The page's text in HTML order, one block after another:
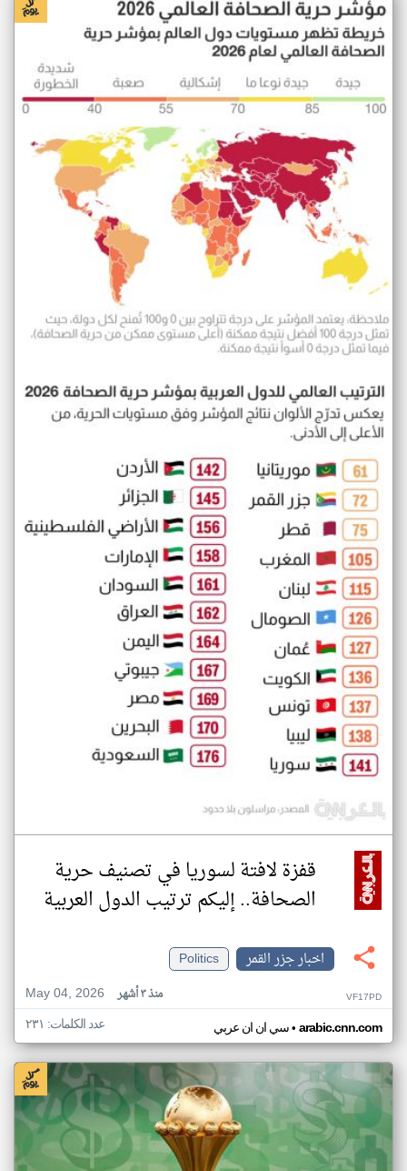
قفزة لافتة لسوريا في تصنيف حرية
الصحافة.. إليكم ترتيب الدول العربية
اخبار جزر القمر
Politics
May 04, 2026
منذ ٣ أشهر VF17PD
سي ان ان عربي• arabic.cnn.com عدد الكلمات: ٢٣١